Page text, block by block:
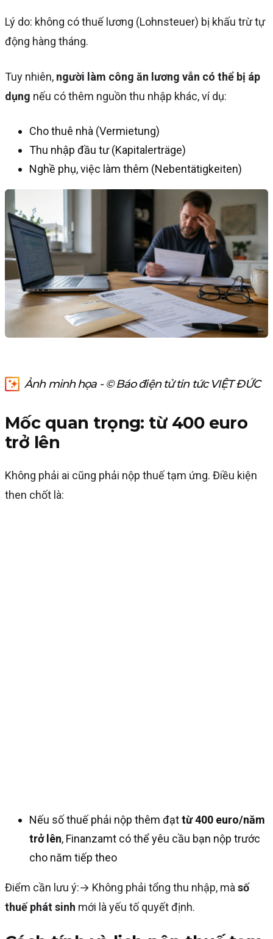
Lý do: không có thuế lương (Lohnsteuer) bị khấu trừ tự
động hàng tháng.
Tuy nhiên, người làm công ăn lương vẫn có thể bị áp
dụng nếu có thêm nguồn thu nhập khác, ví dụ:
Cho thuê nhà (Vermietung)
Thu nhập đầu tư (Kapitalerträge)
Nghề phụ, việc làm thêm (Nebentätigkeiten)
Ảnh minh họa - © Báo điện tử tin tức VIỆT ĐỨC
Mốc quan trọng: từ 400 euro
trở lên
Không phải ai cũng phải nộp thuế tạm ứng. Điều kiện
then chốt là:
Nếu số thuế phải nộp thêm đạttừ 400 euro/năm
trở lên, Finanzamt có thể yêu cầu bạn nộp trước
cho năm tiếp theo
Điểm cần lưu ý:→ Không phải tổng thu nhập, mà số
thuế phát sinh mới là yếu tố quyết định.